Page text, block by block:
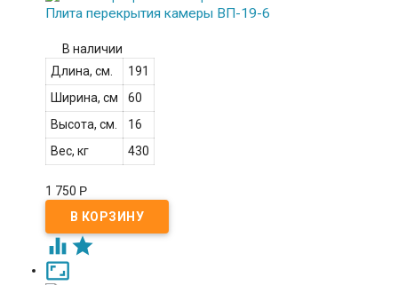
Плита перекрытия камеры ВП-19-6
В наличии
Длина, см.
191
Ширина, см
60
Высота, см.
16
Вес, кг
430
1 750 Р
 
